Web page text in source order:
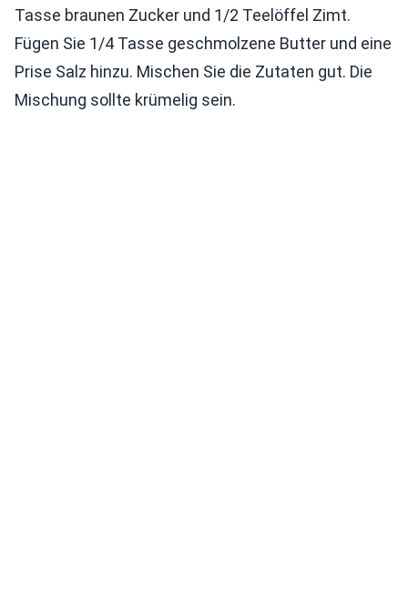
Tasse braunen Zucker und 1/2 Teelöffel Zimt.
Fügen Sie 1/4 Tasse geschmolzene Butter und eine
Prise Salz hinzu. Mischen Sie die Zutaten gut. Die
Mischung sollte krümelig sein.